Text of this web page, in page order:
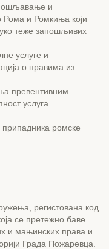
и
и Ромкиња који
теже запошљивих
услуге и
о правима из
превентивним
услуга
ромске
регистована код
се претежно баве
и мањинских права и
Града Пожаревца.